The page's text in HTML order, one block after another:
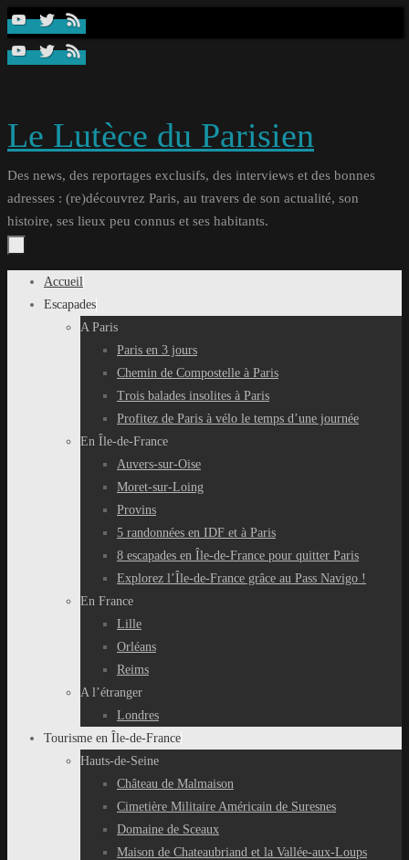
Passer
contenu
Le Lutèce du Parisien
Des news, des reportages exclusifs, des interviews et des bonnes
adresses : (re)découvrez Paris, au travers de son actualité, son
histoire, ses lieux peu connus et ses habitants.
Passer
Accueil
Escapades
A Paris
Paris en 3 jours
Chemin de Compostelle à Paris
Trois balades insolites à Paris
Profitez de Paris à vélo le temps d’une journée
En Île-de-France
Auvers-sur-Oise
Moret-sur-Loing
Provins
5 randonnées en IDF et à Paris
8 escapades en Île-de-France pour quitter Paris
Explorez l’Île-de-France grâce au Pass Navigo !
En France
Lille
Orléans
Reims
A l’étranger
Londres
Tourisme en Île-de-France
Hauts-de-Seine
Château de Malmaison
Cimetière Militaire Américain de Suresnes
Domaine de Sceaux
Maison de Chateaubriand et la Vallée-aux-Loups